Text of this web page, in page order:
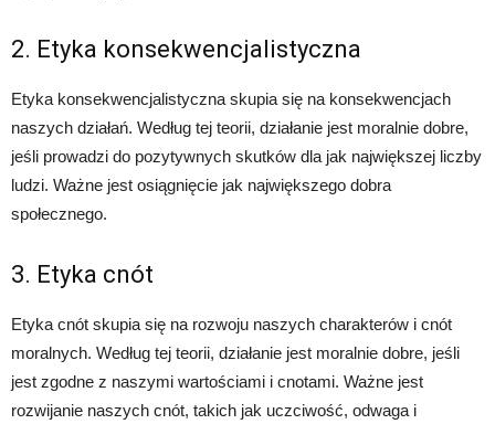
2. Etyka konsekwencjalistyczna
Etyka konsekwencjalistyczna skupia się na konsekwencjach
naszych działań. Według tej teorii, działanie jest moralnie dobre,
jeśli prowadzi do pozytywnych skutków dla jak największej liczby
ludzi. Ważne jest osiągnięcie jak największego dobra
społecznego.
3. Etyka cnót
Etyka cnót skupia się na rozwoju naszych charakterów i cnót
moralnych. Według tej teorii, działanie jest moralnie dobre, jeśli
jest zgodne z naszymi wartościami i cnotami. Ważne jest
rozwijanie naszych cnót, takich jak uczciwość, odwaga i